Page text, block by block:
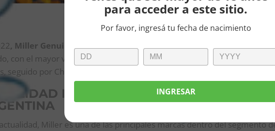
para acceder a este sitio.
Por favor, ingresá tu fecha de nacimiento
INGRESAR
, Miller Genuine Draft Argentina se transformó en el mercado
con el mayor volumen de ventas a nivel global. Estados Unidos, su
seguido por Chile y Turquía.
NO CONOCE FRONTERAS:
Miller es una de las principales marcas dentro del segmento